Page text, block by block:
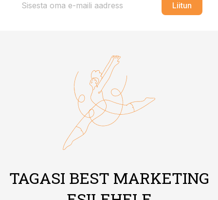
Liitun
TAGASI BEST MARKETING